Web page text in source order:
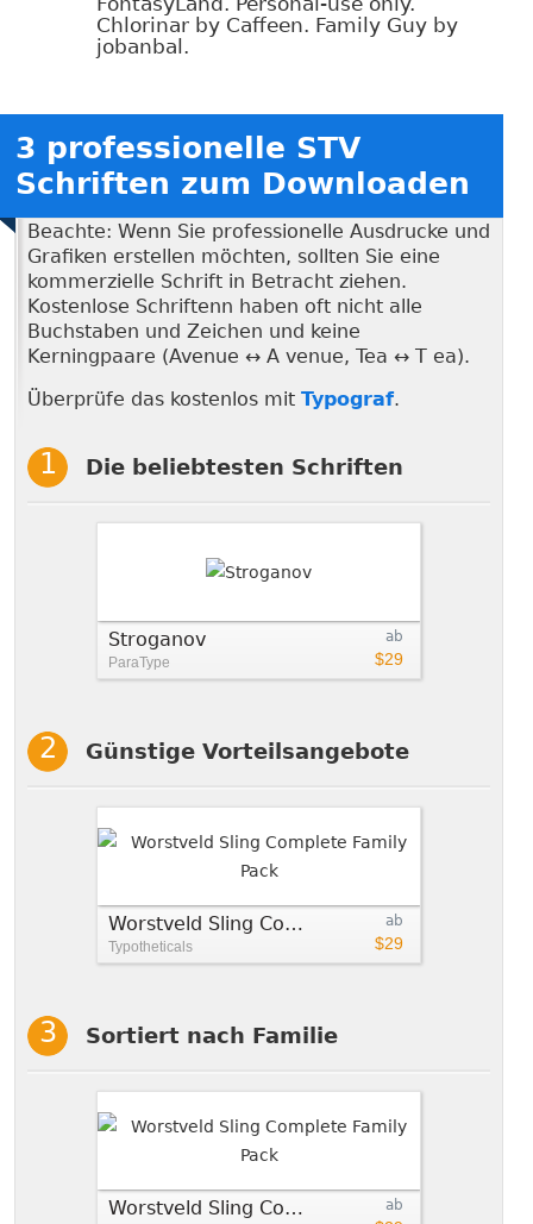
Chlorinar by Caffeen. Family Guy by
jobanbal.
3 professionelle STV
Schriften zum Downloaden
Beachte: Wenn Sie professionelle Ausdrucke und
Grafiken erstellen möchten, sollten Sie eine
kommerzielle Schrift in Betracht ziehen.
Kostenlose Schriftenn haben oft nicht alle
Buchstaben und Zeichen und keine
Kerningpaare (Avenue ↔ A venue, Tea ↔ T ea).
Überprüfe das kostenlos mit Typograf.
Die beliebtesten Schriften
ab
$29
Stroganov
ParaType
Günstige Vorteilsangebote
ab
$29
Worstveld Sling Complete Family Pack
Typotheticals
Sortiert nach Familie
ab
Worstveld Sling Complete Family Pack